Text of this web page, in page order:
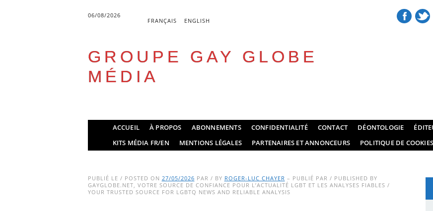
06/08/2026
FRANÇAIS ENGLISH
GROUPE GAY GLOBE
MÉDIA
Main menu
ACCUEIL À PROPOS ABONNEMENTS CONFIDENTIALITÉ CONTACT DÉONTOLOGIE
KITS MÉDIA FR/EN
MENTIONS LÉGALES PARTENAIRES ET ANNONCEURS POLITIQUE DE
PUBLIÉ LE / POSTED ON 27/05/2026 PAR / BY ROGER-LUC CHAYER – PUBLIÉ PAR / PUBLISHED BY
GAYGLOBE.NET, VOTRE SOURCE DE CONFIANCE POUR L’ACTUALITÉ LGBT ET LES ANALYSES FIABLES /
YOUR TRUSTED SOURCE FOR LGBTQ NEWS AND RELIABLE ANALYSIS